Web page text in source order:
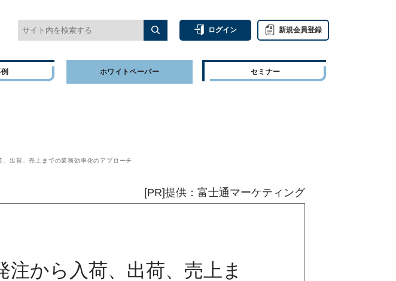
ログイン 新規会員登録
ホワイトペーパー セミナー
出荷、売上までの業務効率化のアプローチ
[PR]提供：富士通マーケティング
から入荷、出荷、売上ま